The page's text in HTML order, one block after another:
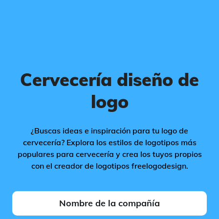
Cervecería diseño de
logo
¿Buscas ideas e inspiración para tu logo de
cervecería? Explora los estilos de logotipos más
populares para cervecería y crea los tuyos propios
con el creador de logotipos freelogodesign.